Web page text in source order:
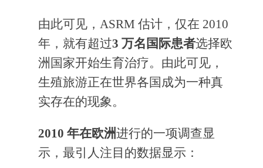
由此可见，ASRM 估计，仅在 2010
年，就有超过3 万名国际患者选择欧
洲国家开始生育治疗。由此可见，
生殖旅游正在世界各国成为一种真
实存在的现象。
2010 年在欧洲进行的一项调查显
示，最引人注目的数据显示：